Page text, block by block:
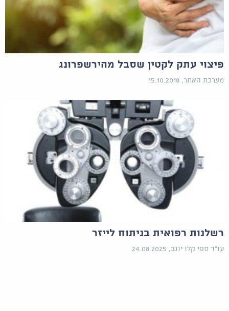
פיצוי עתק לקטין שסבל מהירשפרונג
מערכת האתר, 15.10.2018
רשלנות רפואית בניתוח לייזר
עו"ד ספי קלו יוגב, 24.08.2025